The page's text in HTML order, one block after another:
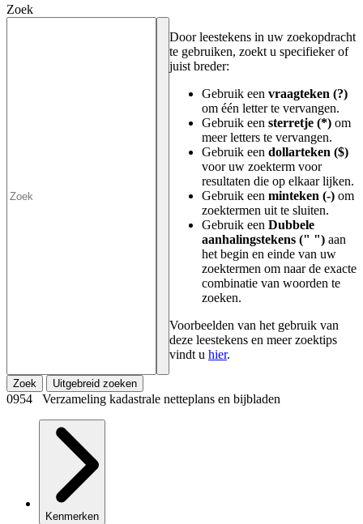
Zoek
Door leestekens in uw zoekopdracht
te gebruiken, zoekt u specifieker of
juist breder:
Gebruik een vraagteken (?)
om één letter te vervangen.
Gebruik een sterretje (*) om
meer letters te vervangen.
Gebruik een dollarteken ($)
voor uw zoekterm voor
resultaten die op elkaar lijken.
Gebruik een minteken (-) om
zoektermen uit te sluiten.
Gebruik een Dubbele
aanhalingstekens (" ") aan
het begin en einde van uw
zoektermen om naar de exacte
combinatie van woorden te
zoeken.
Voorbeelden van het gebruik van
deze leestekens en meer zoektips
vindt u hier.
Zoek Uitgebreid zoeken
0954 Verzameling kadastrale netteplans en bijbladen
Kenmerken